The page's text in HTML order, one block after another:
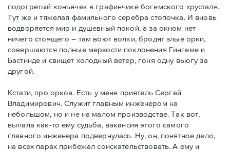
подогретый коньячек в графинчике богемского хрусталя.
Тут же и тяжелая фамильного серебра стопочка. И вновь
водворяется мир и душевный покой, а за окном нет
ничего стоящего – там воют волки, бродят злые орки,
совершаются полные мерзости поклонения Гингеме и
Бастинде и свищет холодный ветер, гоня одну вьюгу за
другой.
Кстати, про орков. Есть у меня приятель Сергей
Владимирович. Служит главным инженером на
небольшом, но и не на малом производстве. Так вот,
выпала как-то ему судьба, вакансия этого самого
главного инженера подвернулась. Ну, он, понятное дело,
на всех парах прибежал соискательствовать. А ему и